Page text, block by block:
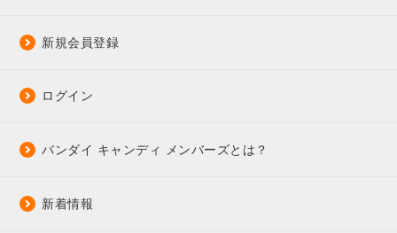
新規会員登録
ログイン
バンダイ キャンディ メンバーズとは？
新着情報